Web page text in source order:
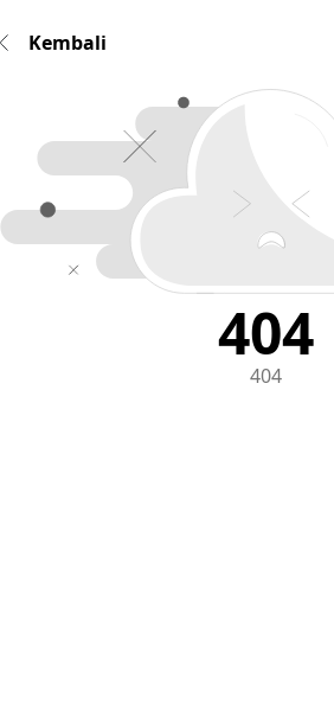
Kembali
404
404